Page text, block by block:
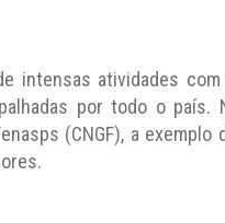
intensas atividades
por todo o
(CNGF), a